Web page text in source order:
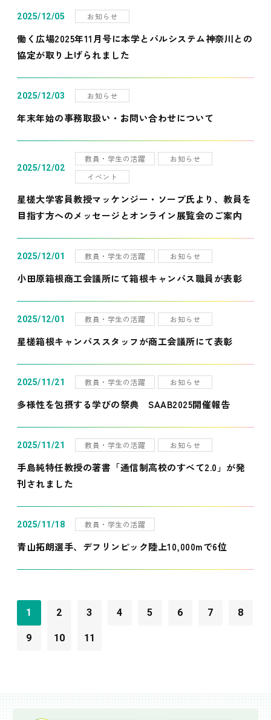
2025/12/05 お知らせ
働く広場2025年11月号に本学とパルシステム神奈川との
協定が取り上げられました
2025/12/03 お知らせ
年末年始の事務取扱い・お問い合わせについて
2025/12/02
教員・学生の活躍
お知らせ
イベント
星槎大学客員教授マッケンジー・ソープ氏より、教員を
目指す方へのメッセージとオンライン展覧会のご案内
2025/12/01 教員・学生の活躍 お知らせ
小田原箱根商工会議所にて箱根キャンパス職員が表彰
2025/12/01 教員・学生の活躍 お知らせ
星槎箱根キャンパススタッフが商工会議所にて表彰
2025/11/21 教員・学生の活躍 お知らせ
多様性を包摂する学びの祭典 SAAB2025開催報告
2025/11/21 教員・学生の活躍 お知らせ
手島純特任教授の著書「通信制高校のすべて2.0」が発
刊されました
2025/11/18 教員・学生の活躍
青山拓朗選手、デフリンピック陸上10,000mで6位
1 2 3 4 5 6 7 8
9 10 11